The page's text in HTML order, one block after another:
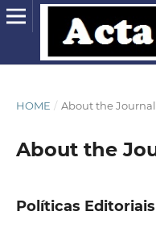
HOME / About the Journal
About the
Políticas Editoriais